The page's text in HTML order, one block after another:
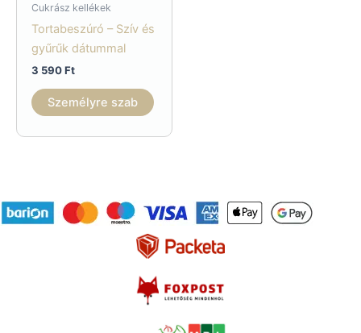
Cukrász kellékek
Tortabeszúró – Szív és
gyűrűk dátummal
3 590Ft
Személyre szab